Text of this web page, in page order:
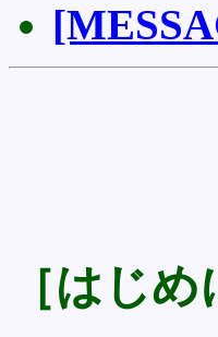
［はじめ